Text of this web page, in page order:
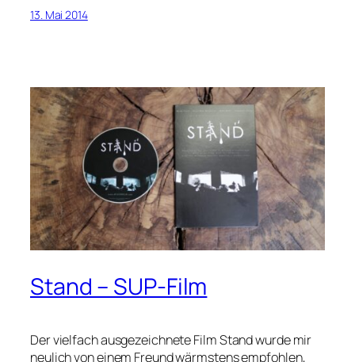
13. Mai 2014
Stand – SUP-Film
Der vielfach ausgezeichnete FilmStandwurde mir
neulich von einem Freund wärmstens empfohlen,